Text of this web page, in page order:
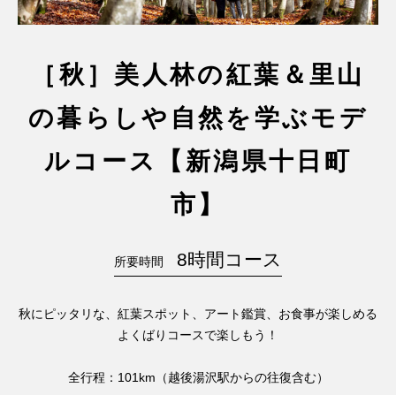
［秋］美人林の紅葉＆里山
の暮らしや自然を学ぶモデ
ルコース【新潟県十日町
市】
所要時間 8時間コース
秋にピッタリな、紅葉スポット、アート鑑賞、お食事が楽しめる
よくばりコースで楽しもう！
全行程：101km（越後湯沢駅からの往復含む）